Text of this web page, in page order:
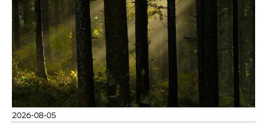
2026-08-05